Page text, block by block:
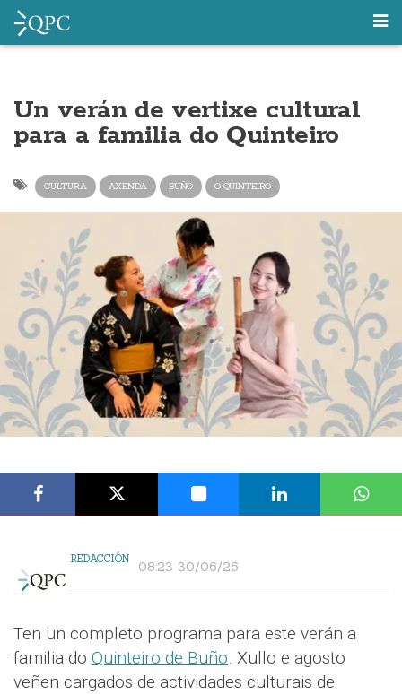
Un verán de vertixe cultural
para a familia do Quinteiro
CULTURA AXENDA BUÑO O QUINTEIRO
REDACCIÓN 08:23 30/06/26
Ten un completo programa para este verán a
familia do Quinteiro de Buño. Xullo e agosto
veñen cargados de actividades culturais de